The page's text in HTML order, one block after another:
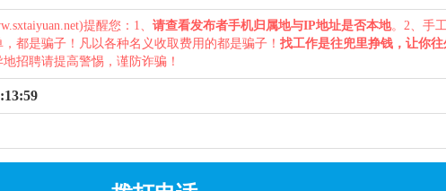
提醒您：1、 请查看发布者手机归属地与IP地址是否本地。2、手工
都是骗子！凡以各种名义收取费用的都是骗子！ 找工作是往兜里挣钱，让你
地招聘请提高警惕，谨防诈骗！